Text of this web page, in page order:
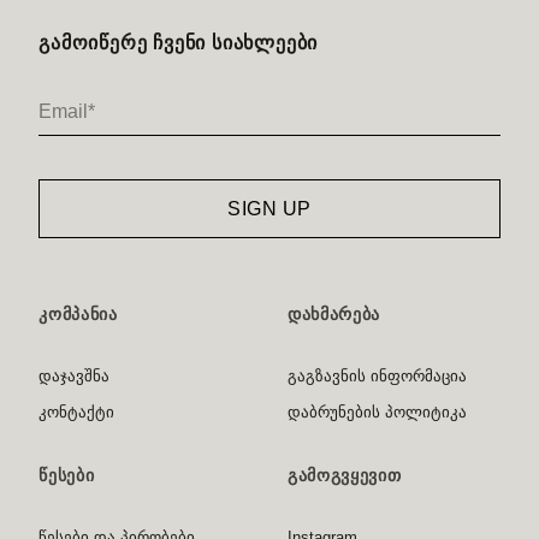
ᲒᲐᲛᲝᲘᲬᲔᲠᲔ ᲩᲕᲔᲜᲘ ᲡᲘᲐᲮᲚᲔᲔᲑᲘ
ᲙᲝᲛᲞᲐᲜᲘᲐ
დაჯავშნა
კონტაქტი
ᲓᲐᲮᲛᲐᲠᲔᲑᲐ
გაგზავნის ინფორმაცია
დაბრუნების პოლიტიკა
ᲬᲔᲡᲔᲑᲘ ᲒᲐᲛᲝᲒᲕᲧᲔᲕᲘᲗ